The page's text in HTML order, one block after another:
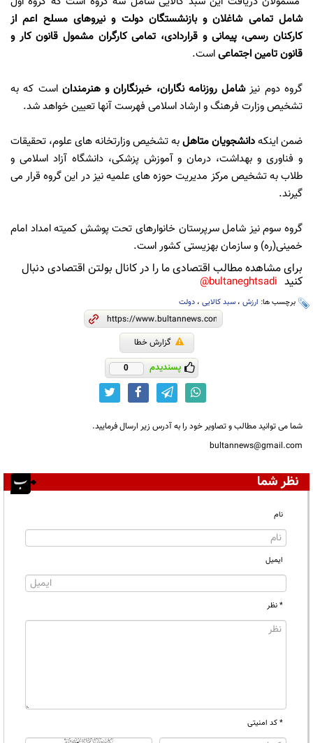
شامل تمامی شاغلان و بازنشستگان دولت و نیروهای مسلح اعم از
کارکنان رسمی، پیمانی و قراردادی، تمامی کارگران مشمول قانون کار و
قانون تامین اجتماعیاست.
گروه دوم نیزشامل روزنامه نگاران، خبرنگاران و هنرمندان است که به
تشخیص وزارت فرهنگ و ارشاد اسلامی فهرست آنها تعیین خواهد شد.
ضمن اینکهدانشجویان متاهلبه تشخیص وزارتخانه های علوم، تحقیقات
و فناوری و بهداشت، درمان و آموزش پزشکی، دانشگاه آزاد اسلامی و
طلاب به تشخیص مرکز مدیریت حوزه های علمیه نیز در این گروه قرار می
گیرند.
گروه سوم نیز شامل سرپرستان خانوارهای تحت پوشش کمیته امداد امام
خمینی(ره) و سازمان بهزیستی کشور است.
برای مشاهده مطالب اقتصادی ما را در کانال بولتن اقتصادی دنبال
کنید bultaneghtsadi@
برچسب ها: ارزش ، سبد کالایی ، دولت
گزارش خطا
پسندیدم 0
شما می توانید مطالب و تصاویر خود را به آدرس زیر ارسال فرمایید.
bultannews@gmail.com
نظر شما
نام
ایمیل
* نظر
* کد امنیتی